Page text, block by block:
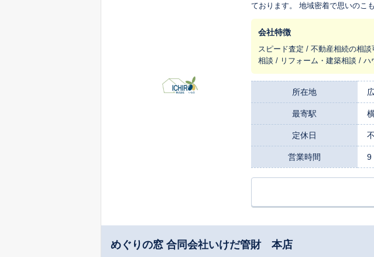
ております。 地域密着で思いのこ
会社特徴
スピード査定 / 不動産相続の相
相談 / リフォーム・建築相談 /
所在地
最寄駅
定休日
営業時間 9
めぐりの窓 合同会社いけだ管財 本店